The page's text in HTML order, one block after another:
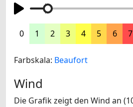
0 1 2 3 4 5 6 7
Farbskala: Beaufort
Wind
Die Grafik zeigt den Wind an